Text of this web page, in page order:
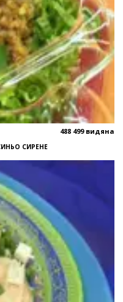
488 499 видяна
СИРЕНЕ